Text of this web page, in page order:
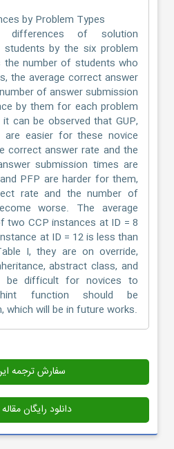
by Problem Types
differences of solution
by the six problem
number of students who
the average correct answer
of answer submission
by them for each problem
can be observed that GUP,
are easier for these novice
correct answer rate and the
submission times are
PFP are harder for them,
rate and the number of
worse. The average
two CCP instances at ID = 8
at ID = 12 is less than
I, they are on override,
abstract class, and
be difficult for novices to
function should be
which will be in future works.
سفارش ترجمه
دانلود رایگان